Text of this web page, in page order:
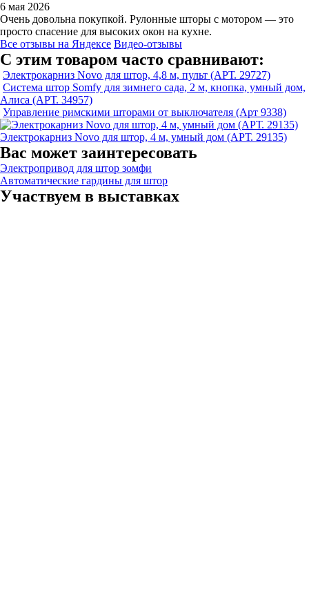
6 мая 2026
Очень довольна покупкой. Рулонные шторы с мотором — это
просто спасение для высоких окон на кухне.
Все отзывы на Яндексе Видео-отзывы
С этим товаром часто сравнивают:
Электрокарниз Novo для штор, 4,8 м, пульт (АРТ. 29727)
Система штор Somfy для зимнего сада, 2 м, кнопка, умный дом,
Алиса (АРТ. 34957)
Управление римскими шторами от выключателя (Арт 9338)
Электрокарниз Novo для штор, 4 м, умный дом (АРТ. 29135)
Вас может заинтересовать
Электропривод для штор зомфи
Автоматические гардины для штор
Участвуем в выставках